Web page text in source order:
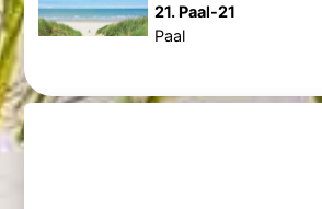
21. Paal-21
Paal